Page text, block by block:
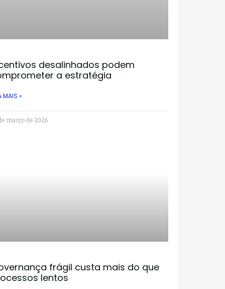
desalinhados podem
a estratégia
MAIS »
março de 2026
frágil custa mais do que
lentos